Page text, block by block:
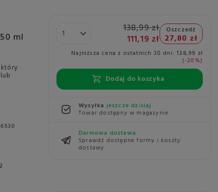
ml
138,99 zł
111,19 zł
Oszczedź
27,80 zł
Najniższa cena z ostatnich 30 dni:138,99 zł
-20%
Dodaj do koszyka
Wysyłkajeszcze dzisiaj
Towar dostępny w magazynie
Darmowa dostawa
Sprawdź dostępne formy i koszty
dostawy